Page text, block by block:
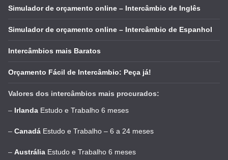
Simulador de orçamento online – Intercâmbio de Inglês
Simulador de orçamento online – Intercâmbio de Espanhol
Intercâmbios mais Baratos
Orçamento Fácil de Intercâmbio: Peça já!
Valores dos intercâmbios mais procurados:
– Irlanda Estudo e Trabalho 6 meses
– Canadá Estudo e Trabalho – 6 a 24 meses
– Austrália Estudo e Trabalho 6 meses